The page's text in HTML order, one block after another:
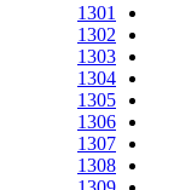
1301
1302
1303
1304
1305
1306
1307
1308